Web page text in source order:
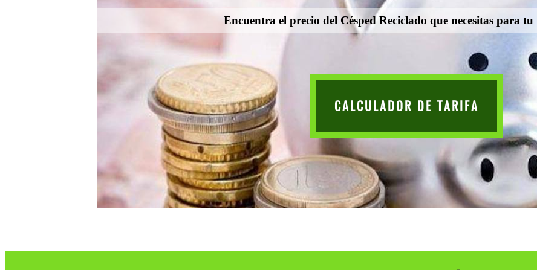
Encuentra el precio del Césped Reciclado que necesitas para
CALCULADOR DE TARIFA